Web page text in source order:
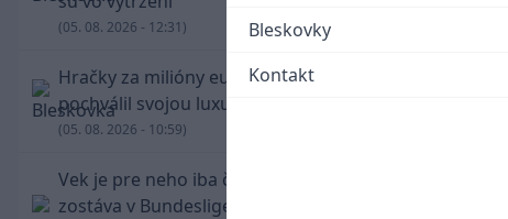
Bleskovky
Kontakt
(05. 08. 2026 - 12:31)
Hračky za milióny eur! Cristiano Ronaldo sa
pochválil svojou luxusnou zbierkou áut
(05. 08. 2026 - 10:59)
Vek je pre neho iba číslo! Štyridsaťročný Džeko
zostáva v Bundeslige, so Schalke predĺžil